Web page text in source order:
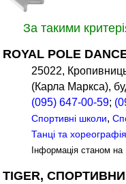
За такими
ROYAL POLE
25022,
(Карла Маркса),
(095) 647-00-59;
Спортивні школи,
Танці та хореографія
Інформація
TIGER,